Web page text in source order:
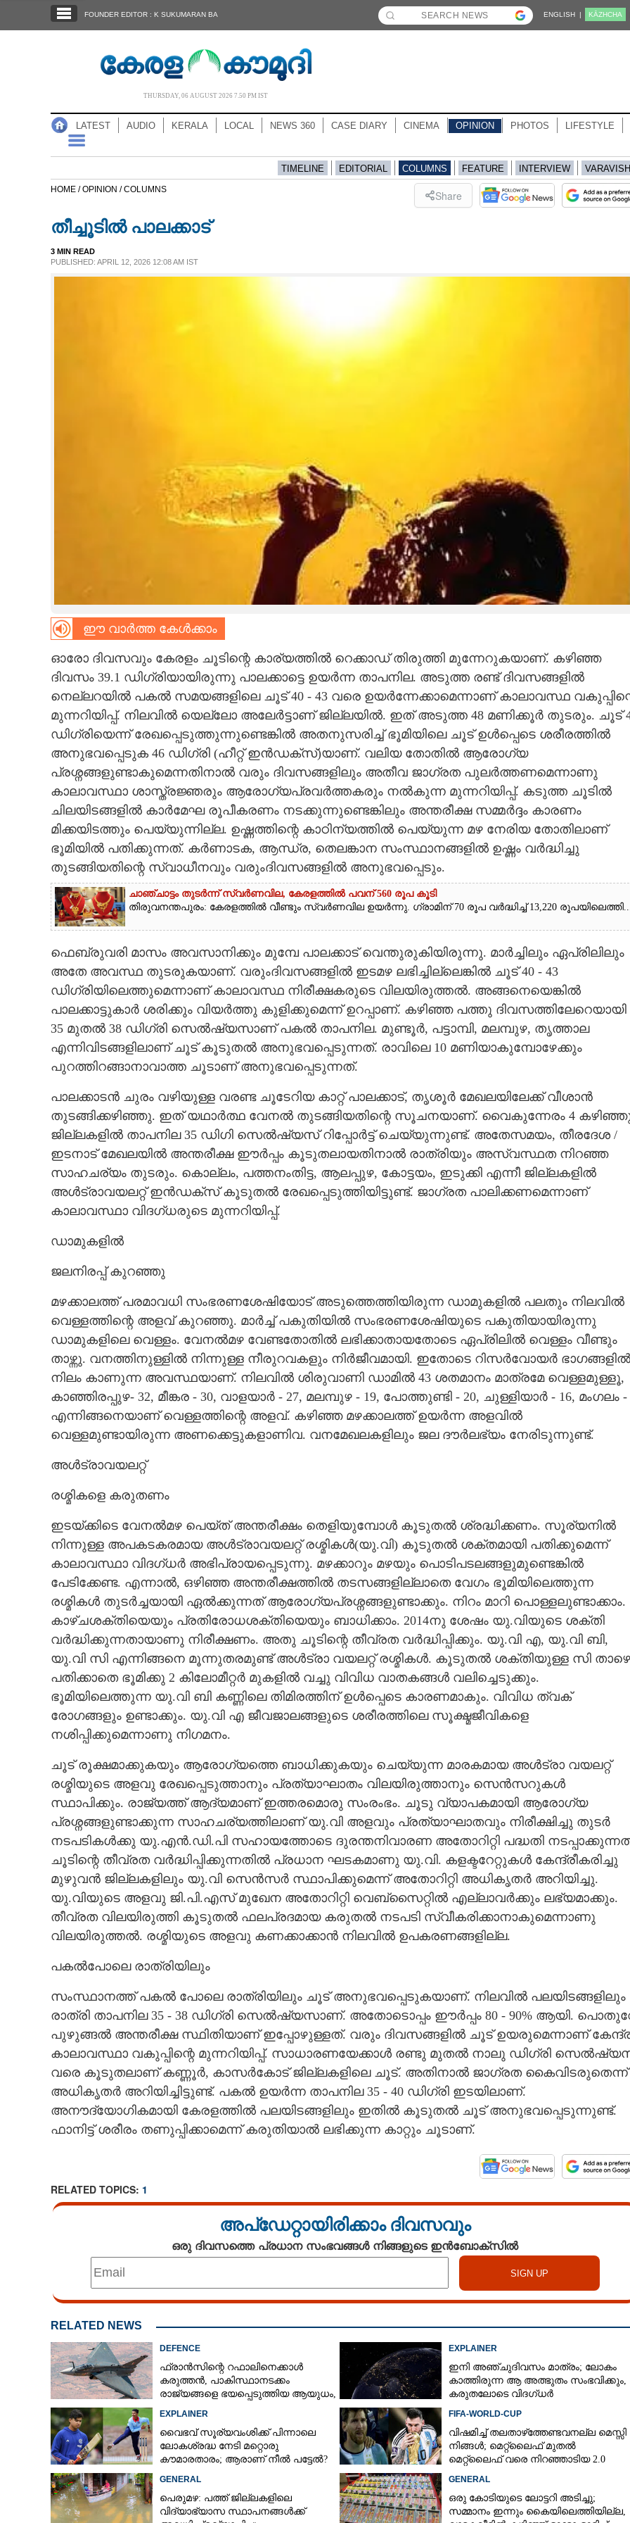
NOTIFIED NEWS
CARTOONS
LITERATURE
CONTACT US
FOUNDER EDITOR : K SUKUMARAN BA ENGLISH | KĀZHCHA
THURSDAY, 06 AUGUST 2026 7.50 PM IST
LATEST AUDIO KERALA LOCAL NEWS 360 CASE DIARY CINEMA OPINION PHOTOS LIFESTYLE
TIMELINE EDITORIAL COLUMNS FEATURE INTERVIEW
HOME /OPINION /COLUMNS Share
തീച്ചൂടിൽ പാലക്കാട്
3 MIN READ
PUBLISHED: APRIL 12, 2026 12:08 AM IST
ഈ വാർത്ത കേൾക്കാം
ഓരോ ദിവസവും കേരളം ചൂടിന്റെ കാര്യത്തിൽ റെക്കാഡ് തിരുത്തി മുന്നേറുകയാണ്. കഴിഞ്ഞ
ദിവസം 39.1 ഡിഗ്രിയായിരുന്നു പാലക്കാട്ടെ ഉയർന്ന താപനില. അടുത്ത രണ്ട് ദിവസങ്ങളിൽ
നെല്ലറയിൽ പകൽ സമയങ്ങളിലെ ചൂട് 40 - 43 വരെ ഉയർന്നേക്കാമെന്നാണ് കാലാവസ്ഥ
മുന്നറിയിപ്പ്. നിലവിൽ യെല്ലോ അലേർട്ടാണ് ജില്ലയിൽ. ഇത് അടുത്ത 48 മണിക്കൂർ തുടരും. ചൂട്
ഡിഗ്രിയെന്ന് രേഖപ്പെടുത്തുന്നുണ്ടെങ്കിൽ അതനുസരിച്ച് ഭൂമിയിലെ ചൂട് ഉൾപ്പെടെ ശരീരത്തിൽ
അനുഭവപ്പെടുക 46 ഡിഗ്രി (ഹീറ്റ് ഇൻഡക്സ്)യാണ്. വലിയ തോതിൽ ആരോഗ്യ
പ്രശ്നങ്ങളുണ്ടാകുമെന്നതിനാൽ വരും ദിവസങ്ങളിലും അതീവ ജാഗ്രത പുലർത്തണമെന്നാണു
കാലാവസ്ഥാ ശാസ്ത്രജ്ഞരും ആരോഗ്യപ്രവർത്തകരും നൽകുന്ന മുന്നറിയിപ്പ്. കടുത്ത ചൂടിൽ
ചിലയിടങ്ങളിൽ കാർമേഘ രൂപീകരണം നടക്കുന്നുണ്ടെങ്കിലും അന്തരീക്ഷ സമ്മർദ്ദം കാരണം
മിക്കയിടത്തും പെയ്യുന്നില്ല. ഉഷ്ണത്തിന്റെ കാഠിന്യത്തിൽ പെയ്യുന്ന മഴ നേരിയ തോതിലാണ്
ഭൂമിയിൽ പതിക്കുന്നത്. കർണാടക, ആന്ധ്ര, തെലങ്കാന സംസ്ഥാനങ്ങളിൽ ഉഷ്ണം വർദ്ധിച്ചു
തുടങ്ങിയതിന്റെ സ്വാധീനവും വരുംദിവസങ്ങളിൽ അനുഭവപ്പെടും.
ചാഞ്ചാട്ടം തുടർന്ന് സ്വർണവില, കേരളത്തിൽ പവന് 560 രൂപ കൂടി
തിരുവനന്തപുരം: കേരളത്തിൽ വീണ്ടും സ്വർണവില ഉയർന്നു. ഗ്രാമിന് 70 രൂപ വർദ്ധിച്ച് 13,220
ഫെബ്രുവരി മാസം അവസാനിക്കും മുമ്പേ പാലക്കാട് വെന്തുരുകിയിരുന്നു. മാർച്ചിലും ഏപ്രിലിലും
അതേ അവസ്ഥ തുടരുകയാണ്. വരുംദിവസങ്ങളിൽ ഇടമഴ ലഭിച്ചില്ലെങ്കിൽ ചൂട് 40 - 43
ഡിഗ്രിയിലെത്തുമെന്നാണ് കാലാവസ്ഥ നിരീക്ഷകരുടെ വിലയിരുത്തൽ. അങ്ങനെയെങ്കിൽ
പാലക്കാട്ടുകാർ ശരിക്കും വിയർത്തു കുളിക്കുമെന്ന് ഉറപ്പാണ്. കഴിഞ്ഞ പത്തു ദിവസത്തിലേറെയായി
35 മുതൽ 38 ഡിഗ്രി സെൽഷ്യസാണ് പകൽ താപനില. മുണ്ടൂർ, പട്ടാമ്പി, മലമ്പുഴ, തൃത്താല
എന്നിവിടങ്ങളിലാണ് ചൂട് കൂടുതൽ അനുഭവപ്പെടുന്നത്. രാവിലെ 10 മണിയാകുമ്പോഴേക്കും
പുറത്തിറങ്ങാനാവാത്ത ചൂടാണ് അനുഭവപ്പെടുന്നത്.
പാലക്കാടൻ ചുരം വഴിയുള്ള വരണ്ട ചൂടേറിയ കാറ്റ് പാലക്കാട്, തൃശൂർ മേഖലയിലേക്ക് വീശാൻ
തുടങ്ങിക്കഴിഞ്ഞു. ഇത് യഥാർത്ഥ വേനൽ തുടങ്ങിയതിന്റെ സൂചനയാണ്. വൈകുന്നേരം 4
ജില്ലകളിൽ താപനില 35 ഡിഗി സെൽഷ്യസ് റിപ്പോർട്ട് ചെയ്യുന്നുണ്ട്. അതേസമയം, തീരദേശ /
ഇടനാട് മേഖലയിൽ അന്തരീക്ഷ ഈർപ്പം കൂടുതലായതിനാൽ രാത്രിയും അസ്വസ്ഥത നിറഞ്ഞ
സാഹചര്യം തുടരും. കൊല്ലം, പത്തനംതിട്ട, ആലപ്പുഴ, കോട്ടയം, ഇടുക്കി എന്നീ ജില്ലകളിൽ
അൾട്രാവയലറ്റ് ഇൻഡക്സ് കൂടുതൽ രേഖപ്പെടുത്തിയിട്ടുണ്ട്. ജാഗ്രത പാലിക്കണമെന്നാണ്
കാലാവസ്ഥാ വിദഗ്ധരുടെ മുന്നറിയിപ്പ്.
ഡാമുകളിൽ
ജലനിരപ്പ് കുറഞ്ഞു
മഴക്കാലത്ത് പരമാവധി സംഭരണശേഷിയോട് അടുത്തെത്തിയിരുന്ന ഡാമുകളിൽ പലതും നിലവിൽ
വെള്ളത്തിന്റെ അളവ് കുറഞ്ഞു. മാർച്ച് പകുതിയിൽ സംഭരണശേഷിയുടെ പകുതിയായിരുന്നു
ഡാമുകളിലെ വെള്ളം. വേനൽമഴ വേണ്ടതോതിൽ ലഭിക്കാതായതോടെ ഏപ്രിലിൽ വെള്ളം വീണ്ടും
താഴ്ന്നു. വനത്തിനുള്ളിൽ നിന്നുള്ള നീരുറവകളും നിർജീവമായി. ഇതോടെ റിസർവോയർ ഭാഗങ്ങളിൽ
നിലം കാണുന്ന അവസ്ഥയാണ്. നിലവിൽ ശിരുവാണി ഡാമിൽ 43 ശതമാനം മാത്രമേ വെള്ളമുള്ളൂ,
കാഞ്ഞിരപ്പുഴ- 32, മീങ്കര - 30, വാളയാർ - 27, മലമ്പുഴ - 19, പോത്തുണ്ടി - 20, ചുള്ളിയാർ - 16, മംഗലം -
എന്നിങ്ങനെയാണ് വെള്ളത്തിന്റെ അളവ്. കഴിഞ്ഞ മഴക്കാലത്ത് ഉയർന്ന അളവിൽ
വെള്ളമുണ്ടായിരുന്ന അണക്കെട്ടുകളാണിവ. വനമേഖലകളിലും ജല ദൗർലഭ്യം നേരിടുന്നുണ്ട്.
അൾട്രാവയലറ്റ്
രശ്മികളെ കരുതണം
ഇടയ്ക്കിടെ വേനൽമഴ പെയ്ത് അന്തരീക്ഷം തെളിയുമ്പോൾ കൂടുതൽ ശ്രദ്ധിക്കണം. സൂര്യനിൽ
നിന്നുള്ള അപകടകരമായ അൾട്രാവയലറ്റ് രശ്മികൾ(യു.വി) കൂടുതൽ ശക്തമായി പതിക്കുമെന്ന്
കാലാവസ്ഥാ വിദഗ്ധർ അഭിപ്രായപ്പെടുന്നു. മഴക്കാറും മഴയും പൊടിപടലങ്ങളുമുണ്ടെങ്കിൽ
പേടിക്കേണ്ട. എന്നാൽ, ഒഴിഞ്ഞ അന്തരീക്ഷത്തിൽ തടസങ്ങളില്ലാതെ വേഗം ഭൂമിയിലെത്തുന്ന
രശ്മികൾ തുടർച്ചയായി ഏൽക്കുന്നത് ആരോഗ്യപ്രശ്നങ്ങളുണ്ടാക്കും. നിറം മാറി പൊള്ളലുണ്ടാക്കാം.
കാഴ്ചശക്തിയെയും പ്രതിരോധശക്തിയെയും ബാധിക്കാം. 2014നു ശേഷം യു.വിയുടെ ശക്തി
വർദ്ധിക്കുന്നതായാണു നിരീക്ഷണം. അതു ചൂടിന്റെ തീവ്രത വർദ്ധിപ്പിക്കും. യു.വി എ, യു.വി ബി,
യു.വി സി എന്നിങ്ങനെ മൂന്നുതരമുണ്ട് അൾട്രാ വയലറ്റ് രശ്മികൾ. കൂടുതൽ ശക്തിയുള്ള സി താഴെ
പതിക്കാതെ ഭൂമിക്കു 2 കിലോമീറ്റർ മുകളിൽ വച്ചു വിവിധ വാതകങ്ങൾ വലിച്ചെടുക്കും.
ഭൂമിയിലെത്തുന്ന യു.വി ബി കണ്ണിലെ തിമിരത്തിന് ഉൾപ്പെടെ കാരണമാകും. വിവിധ ത്വക്
രോഗങ്ങളും ഉണ്ടാക്കും. യു.വി എ ജീവജാലങ്ങളുടെ ശരീരത്തിലെ സൂക്ഷ്മജീവികളെ
നശിപ്പിക്കുമെന്നാണു നിഗമനം.
ചൂട് രൂക്ഷമാക്കുകയും ആരോഗ്യത്തെ ബാധിക്കുകയും ചെയ്യുന്ന മാരകമായ അൾട്രാ വയലറ്റ്
രശ്മിയുടെ അളവു രേഖപ്പെടുത്താനും പ്രത്യാഘാതം വിലയിരുത്താനും സെൻസറുകൾ
സ്ഥാപിക്കും. രാജ്യത്ത് ആദ്യമാണ് ഇത്തരമൊരു സംരംഭം. ചൂടു വ്യാപകമായി ആരോഗ്യ
പ്രശ്നങ്ങളുണ്ടാക്കുന്ന സാഹചര്യത്തിലാണ് യു.വി അളവും പ്രത്യാഘാതവും നിരീക്ഷിച്ചു തുടർ
നടപടികൾക്കു യു.എൻ.ഡി.പി സഹായത്തോടെ ദുരന്തനിവാരണ അതോറിറ്റി പദ്ധതി
ചൂടിന്റെ തീവ്രത വർദ്ധിപ്പിക്കുന്നതിൽ പ്രധാന ഘടകമാണു യു.വി. കളക്ടറേറ്റുകൾ കേന്ദ്രീകരിച്ചു
മുഴുവൻ ജില്ലകളിലും യു.വി സെൻസർ സ്ഥാപിക്കുമെന്ന് അതോറിറ്റി അധികൃതർ അറിയിച്ചു.
യു.വിയുടെ അളവു ജി.പി.എസ് മുഖേന അതോറിറ്റി വെബ്‌സൈറ്റിൽ എല്ലാവർക്കും ലഭ്യമാക്കും.
തീവ്രത വിലയിരുത്തി കൂടുതൽ ഫലപ്രദമായ കരുതൽ നടപടി സ്വീകരിക്കാനാകുമെന്നാണു
വിലയിരുത്തൽ. രശ്മിയുടെ അളവു കണക്കാക്കാൻ നിലവിൽ ഉപകരണങ്ങളില്ല.
പകൽപോലെ രാത്രിയിലും
സംസ്ഥാനത്ത് പകൽ പോലെ രാത്രിയിലും ചൂട് അനുഭവപ്പെടുകയാണ്. നിലവിൽ പലയിടങ്ങളിലും
രാത്രി താപനില 35 - 38 ഡിഗ്രി സെൽഷ്യസാണ്. അതോടൊപ്പം ഈർപ്പം 80 - 90% ആയി.
പുഴുങ്ങൽ അന്തരീക്ഷ സ്ഥിതിയാണ് ഇപ്പോഴുള്ളത്. വരും ദിവസങ്ങളിൽ ചൂട് ഉയരുമെന്നാണ്
കാലാവസ്ഥാ വകുപ്പിന്റെ മുന്നറിയിപ്പ്. സാധാരണയേക്കാൾ രണ്ടു മുതൽ നാലു ഡിഗ്രി
വരെ കൂടുതലാണ് കണ്ണൂർ, കാസർകോട് ജില്ലകളിലെ ചൂട്. അതിനാൽ ജാഗ്രത കൈവിടരുതെന്ന്
അധികൃതർ അറിയിച്ചിട്ടുണ്ട്. പകൽ ഉയർന്ന താപനില 35 - 40 ഡിഗ്രി ഇടയിലാണ്.
അനൗദ്യോഗികമായി കേരളത്തിൽ പലയിടങ്ങളിലും ഇതിൽ കൂടുതൽ ചൂട് അനുഭവപ്പെടുന്നുണ്ട്.
ഫാനിട്ട് ശരീരം തണുപ്പിക്കാമെന്ന് കരുതിയാൽ ലഭിക്കുന്ന കാറ്റും ചൂടാണ്.
RELATED TOPICS: 1
അപ്ഡേറ്റായിരിക്കാം ദിവസവും
ഒരു ദിവസത്തെ പ്രധാന സംഭവങ്ങൾ നിങ്ങളുടെ ഇൻബോക്സിൽ
RELATED NEWS
DEFENCE
ഫ്രാൻസിന്റെ റഫാലിനെക്കാൾ
കരുത്തൻ,​ പാകിസ്ഥാനടക്കം
രാജ്യങ്ങളെ ഭയപ്പെടുത്തിയ ആയുധം,​
EXPLAINER
ഇനി അഞ്ചുദിവസം മാത്രം; ലോകം
കാത്തിരുന്ന ആ അത്ഭുതം സംഭവിക്കും,
കരുതലോടെ വിദഗ്ധർ
EXPLAINER
വൈഭവ് സൂര്യവംശിക്ക് പിന്നാലെ
ലോകശ്രദ്ധ നേടി മറ്റൊരു
കൗമാരതാരം; ആരാണ് നീൽ പട്ടേൽ?
FIFA-WORLD-CUP
വിഷമിച്ച് തലതാഴ്‌ത്തേണ്ടവനല്ല മെസ്സി
നിങ്ങള്‍; മെറ്റ്‌ലൈഫ് മുതല്‍
മെറ്റ്‌ലൈഫ് വരെ നിറഞ്ഞാടിയ 2.0
GENERAL
പെരുമഴ: പത്ത് ജില്ലകളിലെ
വിദ്യാഭ്യാസ സ്ഥാപനങ്ങൾക്ക്
GENERAL
ഒരു കോടിയുടെ ലോട്ടറി അടിച്ചു;
സമ്മാനം ഇന്നും കൈയിലെത്തിയില്ല,
തീച്ചൂടിൽ പാലക്കാട്
Share this link
Copy Link